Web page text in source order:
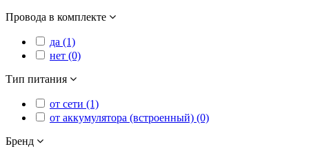
Провода в комплекте
да (1)
нет (0)
Тип питания
от сети (1)
от аккумулятора (встроенный) (0)
Бренд